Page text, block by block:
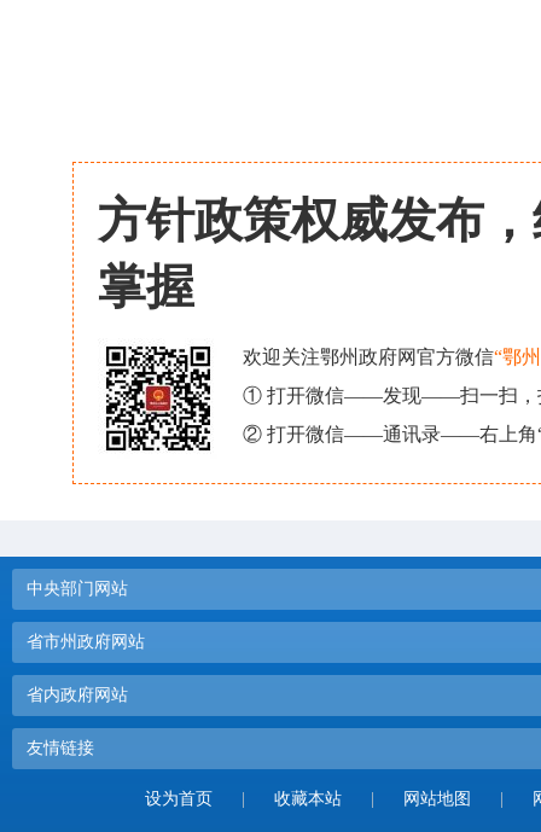
方针政策权威发布
掌握
欢迎关注鄂州政府网官方微信“鄂
① 打开微信——发现——扫一扫，
② 打开微信——通讯录——右上角“
中央部门网站
省市州政府网站
省内政府网站
友情链接
设为首页 收藏本站 网站地图